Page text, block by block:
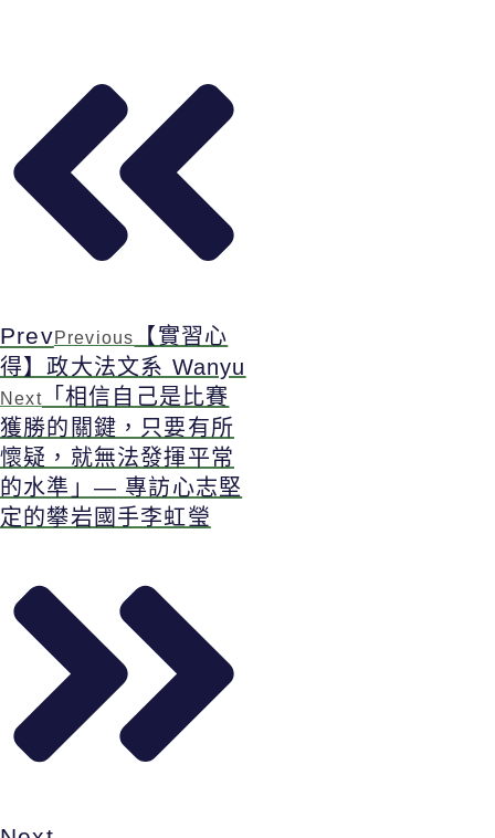
PrevPrevious
【實習心
得】政大法文系 Wanyu
Next「相信自己是比賽
獲勝的關鍵，只要有所
懷疑，就無法發揮平常
的水準」— 專訪心志堅
定的攀岩國手李虹瑩